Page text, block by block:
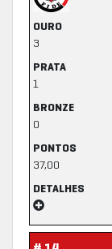
OURO
3
PRATA
1
BRONZE
0
PONTOS
37,00
DETALHES